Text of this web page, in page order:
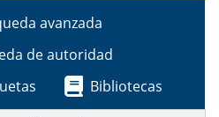
avanzada
de autoridad
Bibliotecas